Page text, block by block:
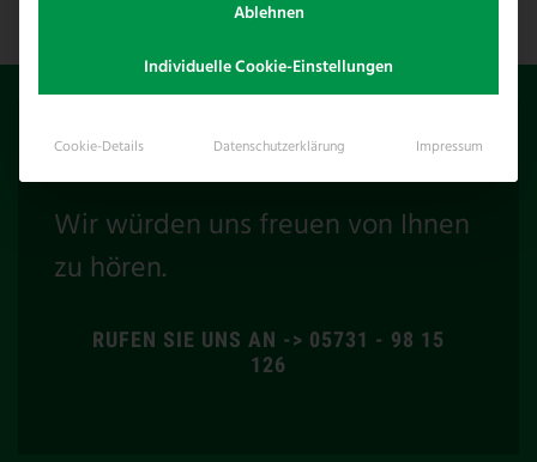
Wir würden uns freuen von Ihnen
zu hören.
RUFEN SIE UNS AN -> 05731 - 98 15
126
Ablehnen
Individuelle Cookie-Einstellungen
Cookie-Details Datenschutzerklärung Impressum